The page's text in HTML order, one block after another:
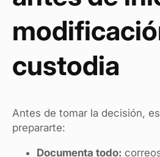
custodia
Antes de tomar la decisión,
prepararte:
Documenta todo: